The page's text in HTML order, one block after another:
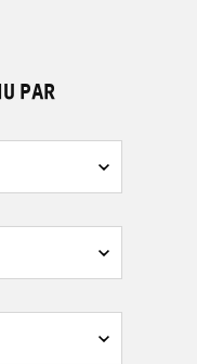
PAR